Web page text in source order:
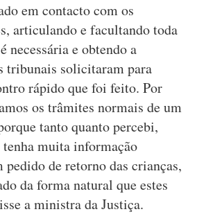
em contacto com os
articulando e facultando toda
necessária e obtendo a
tribunais solicitaram para
rápido que foi feito. Por
os trâmites normais de um
tanto quanto percebi,
muita informação
pedido de retorno das crianças,
da forma natural que estes
a ministra da Justiça.